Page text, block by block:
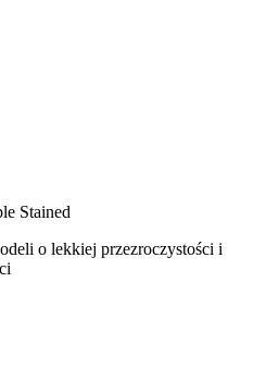
Stained
o lekkiej przezroczystości i